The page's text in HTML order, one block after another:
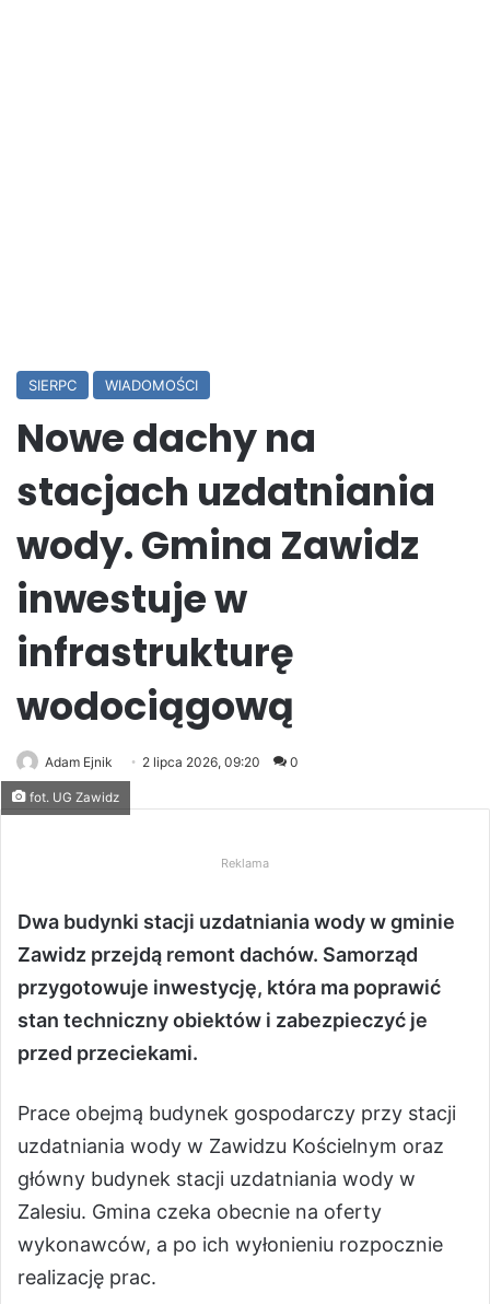
SIERPC WIADOMOŚCI
Nowe dachy na
stacjach uzdatniania
wody. Gmina Zawidz
inwestuje w
infrastrukturę
wodociągową
Adam Ejnik 2 lipca 2026, 09:20 0
fot. UG Zawidz
Reklama
Dwa budynki stacji uzdatniania wody w gminie
Zawidz przejdą remont dachów. Samorząd
przygotowuje inwestycję, która ma poprawić
stan techniczny obiektów i zabezpieczyć je
przed przeciekami.
Prace obejmą budynek gospodarczy przy stacji
uzdatniania wody w Zawidzu Kościelnym oraz
główny budynek stacji uzdatniania wody w
Zalesiu. Gmina czeka obecnie na oferty
wykonawców, a po ich wyłonieniu rozpocznie
realizację prac.